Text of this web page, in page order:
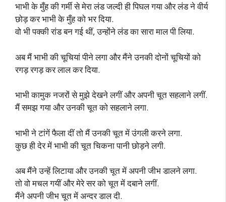
भाभी के मुँह की गर्मी से मेरा लंड जल्दी ही पिघल गया और लंड ने वीर्य
छोड़ कर भाभी के मुँह को भर दिया.
वो भी पक्की रांड बन गई थीं, उन्होंने लंड का सारा माल पी लिया.
अब मैं भाभी की चूचियां पीने लगा और मैंने उनकी दोनों चूचियों को
रगड़ रगड़ कर लाल कर दिया.
भाभी कामुक नजरों से मुझे देखने लगीं और अपनी चूत सहलाने लगीं.
मैं समझ गया और उनकी चूत को सहलाने लगा.
भाभी ने टांगें फैला दीं तो मैं उनकी चूत में उंगली करने लगा.
कुछ ही देर में भाभी की चूत चिकना पानी छोड़ने लगी.
अब मैंने उन्हें लिटाया और उनकी चूत में अपनी जीभ डालने लगा.
तो वो मचल गयीं और मेरे सर को चूत में दबाने लगीं.
मैंने अपनी जीभ चूत में अन्दर डाल दी.